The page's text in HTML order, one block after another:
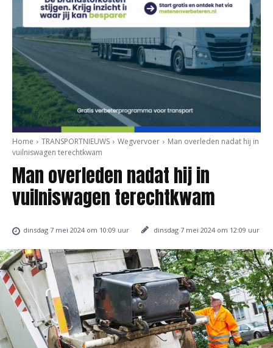
Home TRANSPORTNIEUWS Wegvervoer
Man overleden nadat hij in
vuilniswagen terechtkwam
Man overleden nadat hij in
vuilniswagen terechtkwam
dinsdag 7 mei 2024 om 10:09 uur dinsdag 7 mei 2024 om 12:09 uur